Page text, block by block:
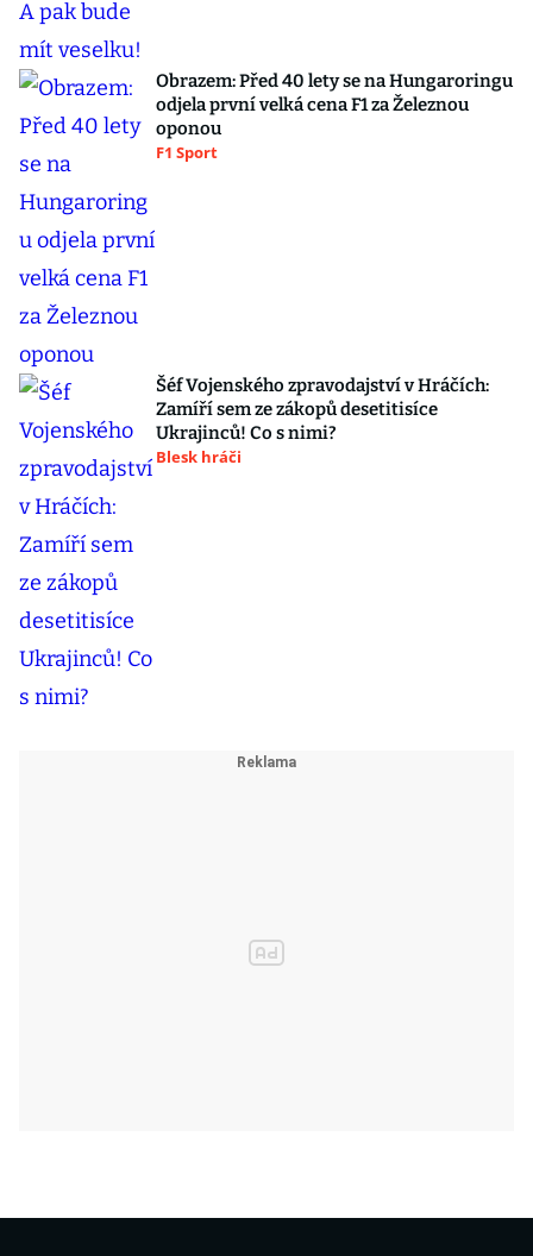
Obrazem: Před 40 lety se na Hungaroringu
odjela první velká cena F1 za Železnou
oponou
F1 Sport
Šéf Vojenského zpravodajství v Hráčích:
Zamíří sem ze zákopů desetitisíce
Ukrajinců! Co s nimi?
Blesk hráči